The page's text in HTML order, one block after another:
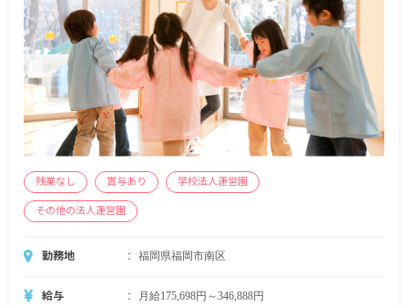
残業なし 賞与あり 学校法人運営園
その他の法人運営園
勤務地 福岡県福岡市南区
給与
月給175,698円～346,888円